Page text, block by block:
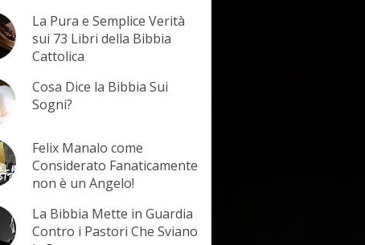
La Pura e Semplice Verità
sui 73 Libri della Bibbia
Cattolica
Cosa Dice la Bibbia Sui
Sogni?
Felix Manalo come
Considerato Fanaticamente
non è un Angelo!
La Bibbia Mette in Guardia
Contro i Pastori Che Sviano